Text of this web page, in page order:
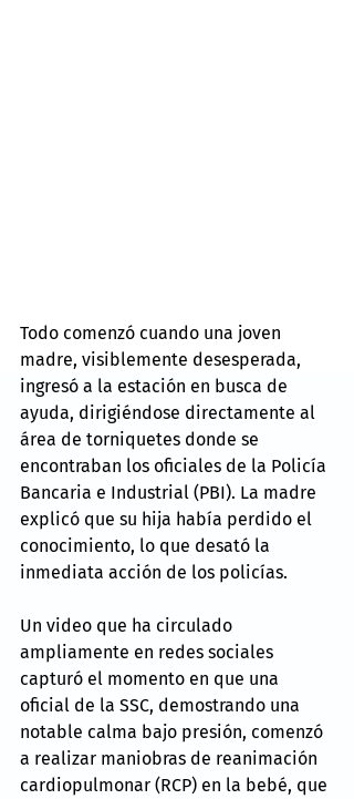
Todo comenzó cuando una joven
madre, visiblemente desesperada,
ingresó a la estación en busca de
ayuda, dirigiéndose directamente al
área de torniquetes donde se
encontraban los oficiales de la Policía
Bancaria e Industrial (PBI). La madre
explicó que su hija había perdido el
conocimiento, lo que desató la
inmediata acción de los policías.
Un video que ha circulado
ampliamente en redes sociales
capturó el momento en que una
oficial de la SSC, demostrando una
notable calma bajo presión, comenzó
a realizar maniobras de reanimación
cardiopulmonar (RCP) en la bebé, que